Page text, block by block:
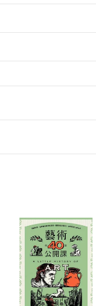
第2條第5款之規定
點選「瀏覽訂單明細
貨。
付款方式
Payment